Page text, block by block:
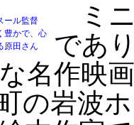
ール監督
豊かで、心
原田さん
ミニ
であ
名作映
の岩波